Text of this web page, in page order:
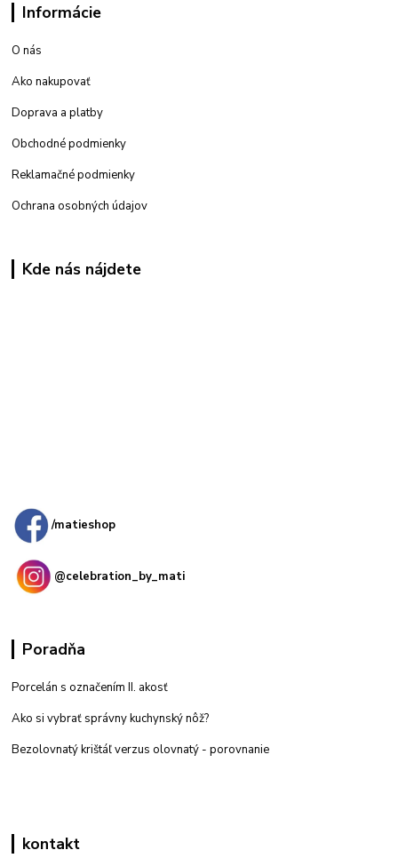
Informácie
O nás
Ako nakupovať
Doprava a platby
Obchodné podmienky
Reklamačné podmienky
Ochrana osobných údajov
Kde nás nájdete
/matieshop
@celebration_by_mati
Poradňa
Porcelán s označením II. akosť
Ako si vybrať správny kuchynský nôž?
Bezolovnatý krištáľ verzus olovnatý - porovnanie
kontakt